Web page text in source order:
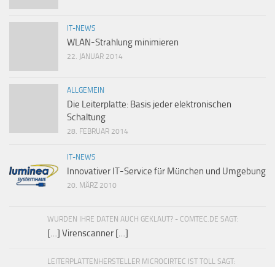
IT-NEWS
WLAN-Strahlung minimieren
22. JANUAR 2014
ALLGEMEIN
Die Leiterplatte: Basis jeder elektronischen
Schaltung
28. FEBRUAR 2014
IT-NEWS
Innovativer IT-Service für München und Umgebung
20. MÄRZ 2010
WURDEN IHRE DATEN AUCH GEKLAUT? - COMTEC.DE SAGT:
[…] Virenscanner […]
LEITERPLATTENHERSTELLER MICROCIRTEC IST TOLL SAGT: